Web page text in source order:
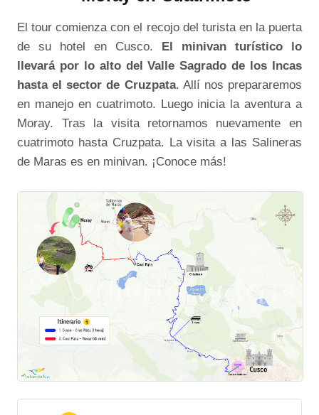
El tour comienza con el recojo del turista en la puerta
de su hotel en Cusco. El minivan turístico lo
llevará por lo alto del Valle Sagrado de los Incas
hasta el sector de Cruzpata. Allí nos prepararemos
en manejo en cuatrimoto. Luego inicia la aventura a
Moray. Tras la visita retornamos nuevamente en
cuatrimoto hasta Cruzpata. La visita a las Salineras
de Maras es en minivan. ¡Conoce más!